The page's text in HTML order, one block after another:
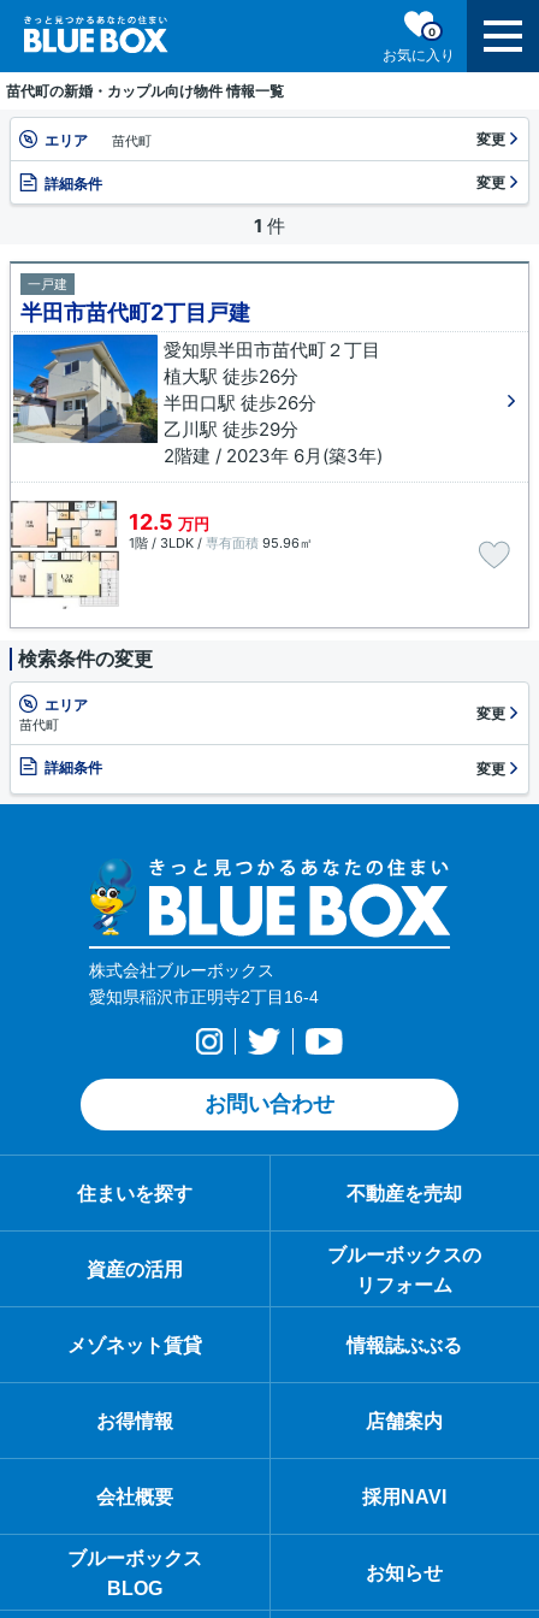
お気に入り
0
苗代町の新婚・カップル向け物件 情報一覧
エリア 苗代町 変更
詳細条件 変更
1 件
一戸建
半田市苗代町2丁目戸建
愛知県半田市苗代町２丁目
植大駅 徒歩26分
半田口駅 徒歩26分
乙川駅 徒歩29分
2階建 / 2023年 6月(築3年)
12.5 万円
1階 / 3LDK / 専有面積 95.96㎡
検索条件の変更
エリア
苗代町
変更
詳細条件 変更
株式会社ブルーボックス
愛知県稲沢市正明寺2丁目16-4
お問い合わせ
住まいを探す 不動産を売却
資産の活用
ブルーボックスの
リフォーム
メゾネット賃貸 情報誌ぶぶる
お得情報 店舗案内
会社概要 採用NAVI
ブルーボックス
BLOG
お知らせ